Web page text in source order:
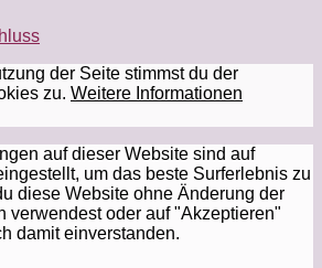
der Seite stimmst du der
zu. Weitere Informationen
auf dieser Website sind auf
um das beste Surferlebnis zu
diese Website ohne Änderung der
verwendest oder auf "Akzeptieren"
damit einverstanden.